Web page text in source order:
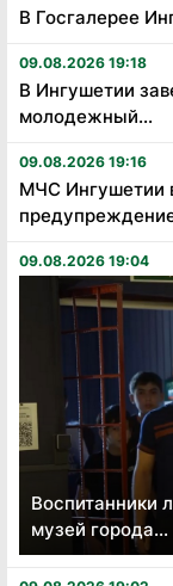
В Госгалерее
09.08.2026 19:18
В Ингушетии
молодежный...
09.08.2026 19:16
МЧС Ингушетии
09.08.2026 19:04
Воспитанники
музей города...